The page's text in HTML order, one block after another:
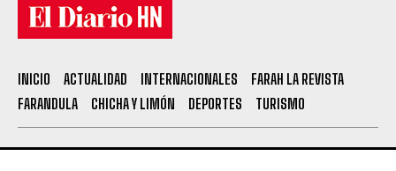
INICIO ACTUALIDAD INTERNACIONALES
FARAH LA REVISTA
FARANDULA
CHICHA Y LIMÓN DEPORTES TURISMO